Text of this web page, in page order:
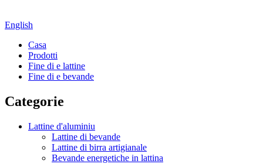
English
Casa
Prodotti
Fine di e lattine
Fine di e bevande
Categorie
Lattine d'aluminiu
Lattine di bevande
Lattine di birra artigianale
Bevande energetiche in lattina